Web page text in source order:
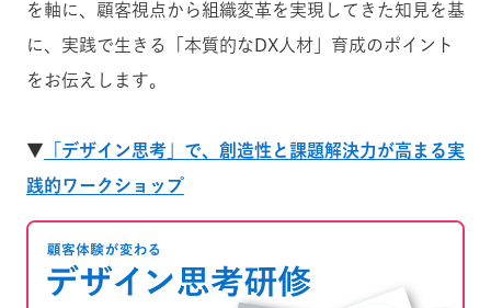
を軸に、顧客視点から組織変革を実現してきた知見を基
に、実践で生きる「本質的なDX人材」育成のポイント
をお伝えします。
▼ 「デザイン思考」で、創造性と課題解決力が高まる実
践的ワークショップ